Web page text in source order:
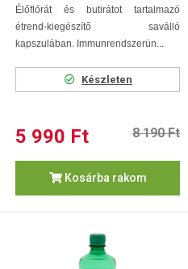
Élőflórát és butirátot tartalmazó
étrend-kiegészítő saválló
kapszulában. Immunrendszerün...
Készleten
5 990 Ft 8 190 Ft
Kosárba rakom